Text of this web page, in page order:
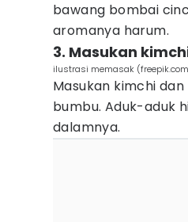
bawang bombai
aromanya harum.
3. Masukan
ilustrasi memasak
Masukan kimchi
bumbu. Aduk-aduk
dalamnya.